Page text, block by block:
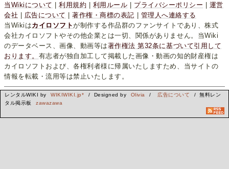
当Wikiについて |利用規約 | 利用ルール | プライバシーポリシー | 運営
会社 | 広告について |著作権・商標の表記 | 管理人へ連絡する
当Wikiはカイロソフトが制作する作品群のファンサイトであり、株式
会社カイロソフトやその他企業とは一切、関係がありません。当Wiki
のデータベース、画像、動画等は著作権法 第32条に基づいて引用して
おります。 有志者が独自加工して掲載した画像・動画の知的財産権は
カイロソフトおよび、各権利者様に帰属いたしますため、当サイトの
情報を転載・流用等は禁止いたします。
レンタルWIKI by WIKIWIKI.jp* / Designed by Olivia / 広告について
/ 無料レン
タル掲示板
zawazawa